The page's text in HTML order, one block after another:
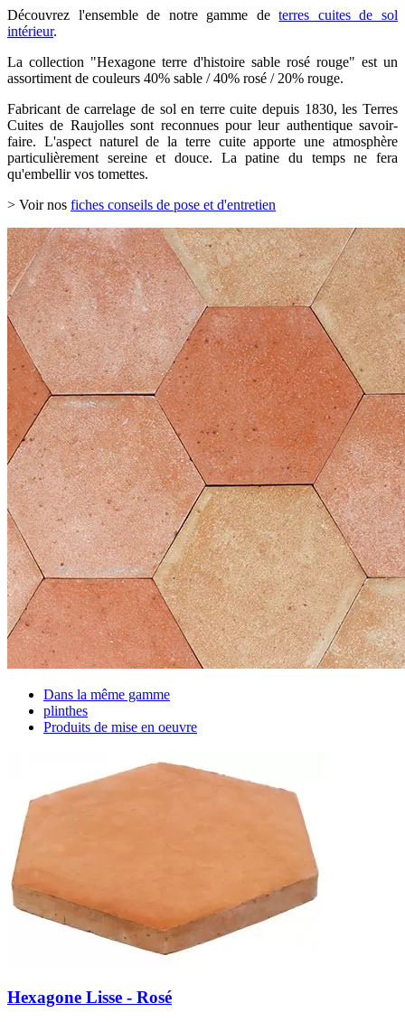
Découvrez l'ensemble de notre gamme deterres cuites de sol
intérieur.
La collection "Hexagone terre d'histoire sable rosé rouge" est un
assortiment de couleurs 40% sable / 40% rosé / 20% rouge.
Fabricant de carrelage de sol en terre cuite depuis 1830, les Terres
Cuites de Raujolles sont reconnues pour leur authentique savoir-
faire. L'aspect naturel de la terre cuite apporte une atmosphère
particulièrement sereine et douce. La patine du temps ne fera
qu'embellir vos tomettes.
> Voir nos fiches conseils de pose et d'entretien
Dans la même gamme
plinthes
Produits de mise en oeuvre
Hexagone Lisse - Rosé